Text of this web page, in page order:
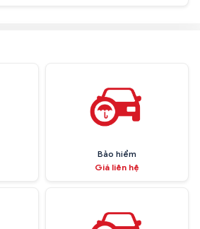
Bảo hiểm
Giá liên hệ